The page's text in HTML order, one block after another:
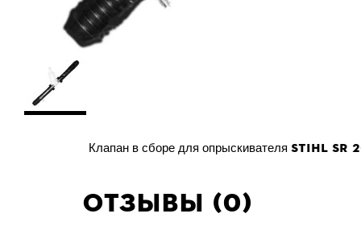
Клапан в сборе для опрыскивателя STIHL SR
Отзывы (0)